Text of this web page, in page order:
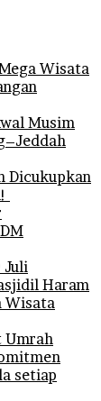
Wisata
Musim
Dicukupkan
Juli
Haram
Wisata
Umrah
setiap